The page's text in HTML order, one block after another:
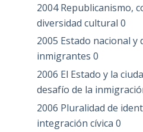
2004 Republicanismo,
diversidad cultural 0
2005 Estado nacional y
inmigrantes 0
2006 El Estado y la
desafío de la
2006 Pluralidad de
integración cívica 0